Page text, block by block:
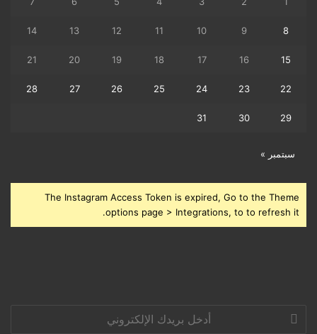
8
9
10
11
12
13
14
15
16
17
18
19
20
21
22
23
24
25
26
27
28
29
30
31
سبتمبر »
The Instagram Access Token is expired, Go to the Theme
options page > Integrations, to to refresh it.
بريدك